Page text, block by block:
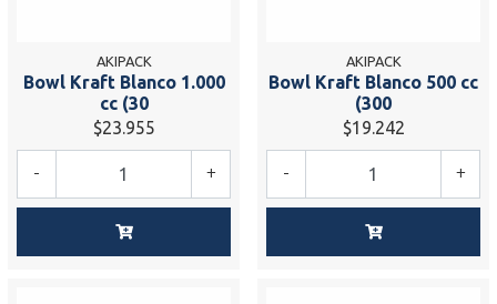
AKIPACK
Bowl Kraft Blanco 1.000
cc (30
$23.955
+
-
AKIPACK
Bowl Kraft Blanco 500 cc
(300
$19.242
+
-